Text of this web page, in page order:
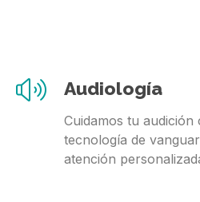
Audiología
Cuidamos tu audición
tecnología de
atención